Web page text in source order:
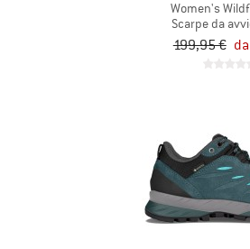
Women's
Scarpe da
199,95 €